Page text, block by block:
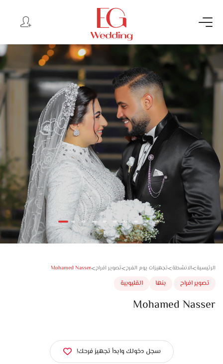
افراح بنها القليوبية
سجل دخولك وابدأ تجهيز فرحك!